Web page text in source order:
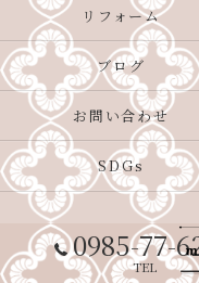
0985-77-
TEL
リフォーム
ブログ
お問い合わせ
SDGs